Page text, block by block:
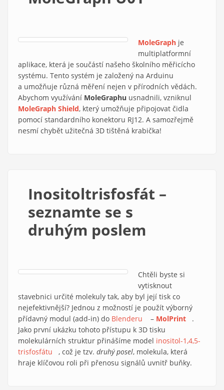
MoleGraph je
multiplatformní
aplikace, která je součástí našeho školního měřicícho
systému. Tento systém je založený na Arduinu
a umožňuje různá měření nejen v přírodních vědách.
Abychom využívání MoleGraphu usnadnili, vzniknul
MoleGraph Shield, který umožňuje připojovat čidla
pomocí standardního konektoru RJ12. A samozřejmě
nesmí chybět užitečná 3D tištěná krabička!
Inositoltrisfosfát –
seznamte se s
druhým poslem
Chtěli byste si
vytisknout
stavebnici určité molekuly tak, aby byl její tisk co
nejefektivnější? Jednou z možností je použít výborný
přídavný modul (add-in) do Blenderu (link is external)
– MolPrint (link is
.
Jako první ukázku tohoto přístupu k 3D tisku
molekulárních struktur přinášíme model inositol-1,4,5-
trisfosfátu (link is external)
, což je tzv. druhý posel, molekula, která
hraje klíčovou roli při přenosu signálů uvnitř buňky.